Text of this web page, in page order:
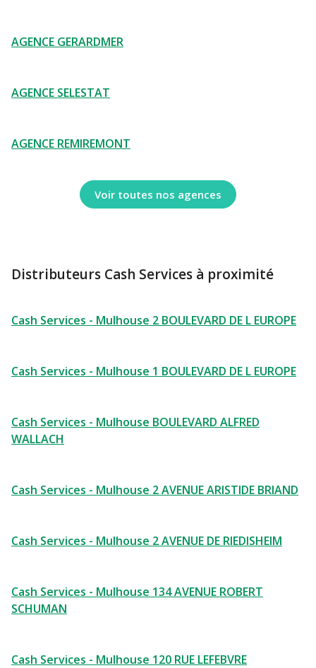
AGENCE GERARDMER
AGENCE SELESTAT
AGENCE REMIREMONT
Voir toutes nos agences
Distributeurs Cash Services à proximité
Cash Services - Mulhouse 2 BOULEVARD DE L EUROPE
Cash Services - Mulhouse 1 BOULEVARD DE L EUROPE
Cash Services - Mulhouse BOULEVARD ALFRED
WALLACH
Cash Services - Mulhouse 2 AVENUE ARISTIDE BRIAND
Cash Services - Mulhouse 2 AVENUE DE RIEDISHEIM
Cash Services - Mulhouse 134 AVENUE ROBERT
SCHUMAN
Cash Services - Mulhouse 120 RUE LEFEBVRE